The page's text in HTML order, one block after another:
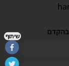
בהקדם שיתוף